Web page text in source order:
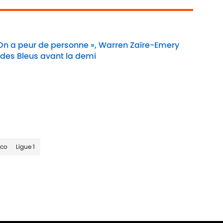
a peur de personne », Warren Zaïre-Emery
Bleus avant la demi
Ligue 1